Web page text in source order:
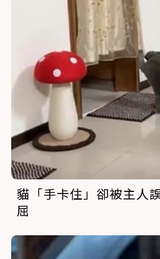
貓「手卡住」卻被主人
屈